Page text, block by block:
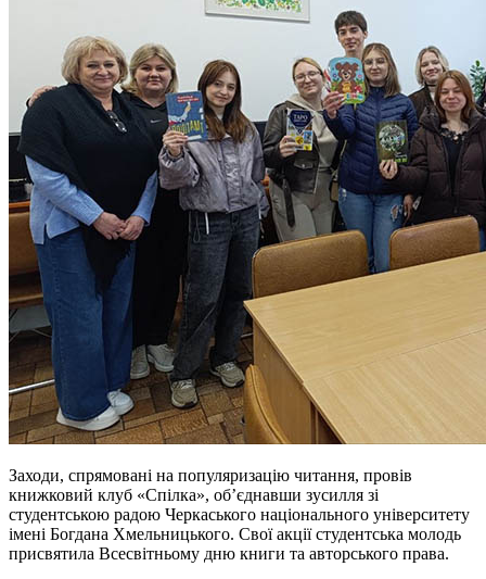
Заходи, спрямовані на популяризацію читання, провів
книжковий клуб «Спілка», об’єднавши зусилля зі
студентською радою Черкаського національного університету
імені Богдана Хмельницького. Свої акції студентська молодь
присвятила Всесвітньому дню книги та авторського права.